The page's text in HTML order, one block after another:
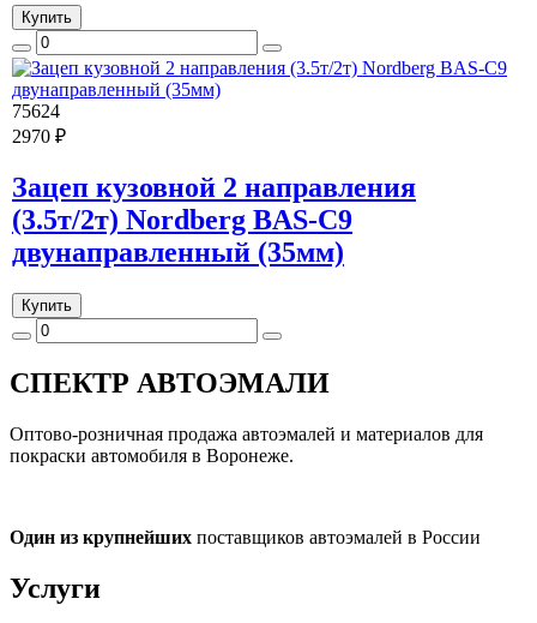
Купить
75624
2970 ₽
Зацеп кузовной 2 направления
(3.5т/2т) Nordberg BAS-C9
двунаправленный (35мм)
Купить
СПЕКТР АВТОЭМАЛИ
Оптово-розничная продажа автоэмалей и материалов для
покраски автомобиля в Воронеже.
Один из крупнейших поставщиков автоэмалей в России
Услуги